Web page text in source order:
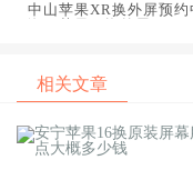
中山苹果XR换外屏预约
相关文章